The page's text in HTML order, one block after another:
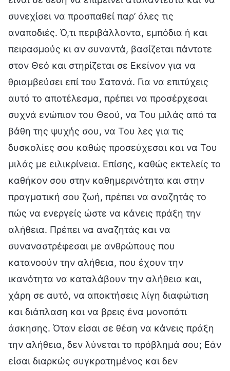
συνεχίσει να προσπαθεί παρ’ όλες τις
αναποδιές. Ό,τι περιβάλλοντα, εμπόδια ή και
πειρασμούς κι αν συναντά, βασίζεται πάντοτε
στον Θεό και στηρίζεται σε Εκείνον για να
θριαμβεύσει επί του Σατανά. Για να επιτύχεις
αυτό το αποτέλεσμα, πρέπει να προσέρχεσαι
συχνά ενώπιον του Θεού, να Του μιλάς από τα
βάθη της ψυχής σου, να Του λες για τις
δυσκολίες σου καθώς προσεύχεσαι και να Του
μιλάς με ειλικρίνεια. Επίσης, καθώς εκτελείς το
καθήκον σου στην καθημερινότητα και στην
πραγματική σου ζωή, πρέπει να αναζητάς το
πώς να ενεργείς ώστε να κάνεις πράξη την
αλήθεια. Πρέπει να αναζητάς και να
συναναστρέφεσαι με ανθρώπους που
κατανοούν την αλήθεια, που έχουν την
ικανότητα να καταλάβουν την αλήθεια και,
χάρη σε αυτό, να αποκτήσεις λίγη διαφώτιση
και διάπλαση και να βρεις ένα μονοπάτι
άσκησης. Όταν είσαι σε θέση να κάνεις πράξη
την αλήθεια, δεν λύνεται το πρόβλημά σου; Εάν
είσαι διαρκώς συγκρατημένος και δεν